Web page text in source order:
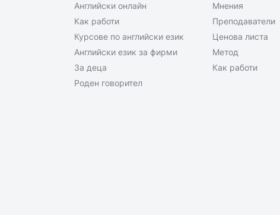
Английски онлайн
Как работи
Курсове по английски език
Английски език за фирми
За деца
Роден говорител
Мнения
Преподаватели
Ценова листа
Метод
Как работи